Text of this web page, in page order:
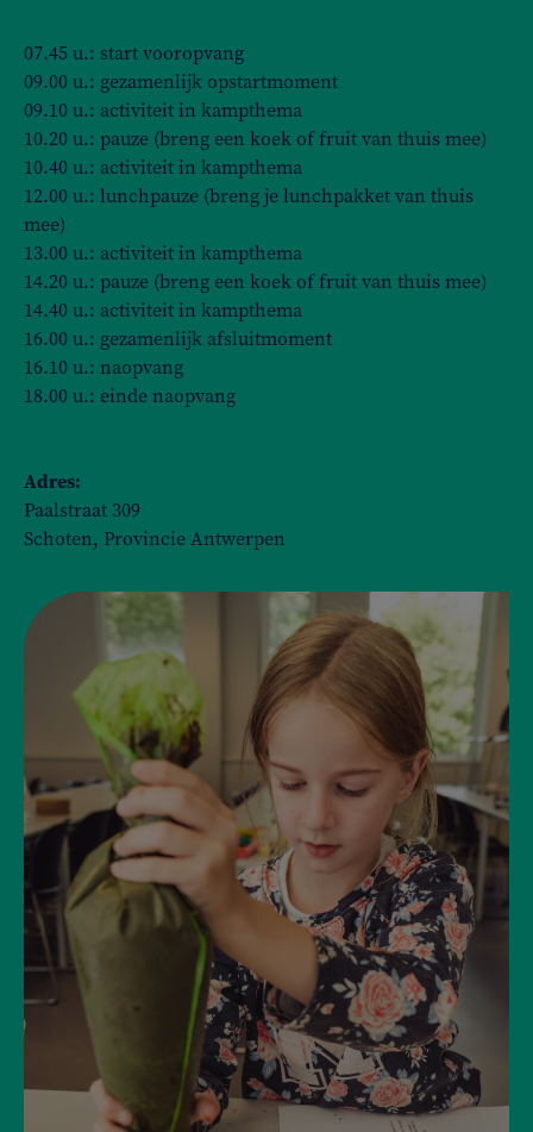
07.45 u.: start vooropvang
09.00 u.: gezamenlijk opstartmoment
09.10 u.: activiteit in kampthema
10.20 u.: pauze (breng een koek of fruit van thuis mee)
10.40 u.: activiteit in kampthema
12.00 u.: lunchpauze (breng je lunchpakket van thuis
mee)
13.00 u.: activiteit in kampthema
14.20 u.: pauze (breng een koek of fruit van thuis mee)
14.40 u.: activiteit in kampthema
16.00 u.: gezamenlijk afsluitmoment
16.10 u.: naopvang
18.00 u.: einde naopvang
Adres:
Paalstraat 309
Schoten, Provincie Antwerpen